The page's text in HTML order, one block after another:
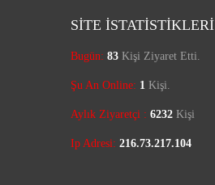
SİTE İSTATİSTİKLERİ
Bugün: 83 Kişi Ziyaret Etti.
Şu An Online: 1 Kişi.
Aylık Ziyaretçi : 6232 Kişi
Ip Adresi: 216.73.217.104